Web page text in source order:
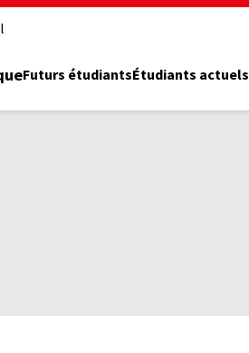
Futurs étudiantsÉtudiants actuels